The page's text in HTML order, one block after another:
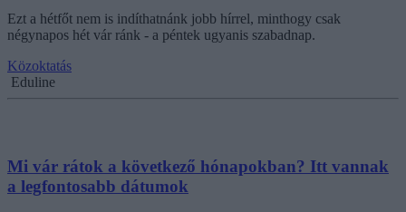
Ezt a hétfőt nem is indíthatnánk jobb hírrel, minthogy csak
négynapos hét vár ránk - a péntek ugyanis szabadnap.
Közoktatás
Eduline
Mi vár rátok a következő hónapokban? Itt vannak
a legfontosabb dátumok